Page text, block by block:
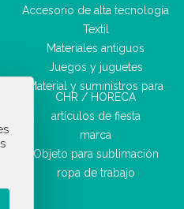
Accesorio de alta tecnología
Textil
Materiales antiguos
Juegos y juguetes
Material y suministros para
CHR / HORECA
artículos de fiesta
marca
Objeto para sublimación
ropa de trabajo